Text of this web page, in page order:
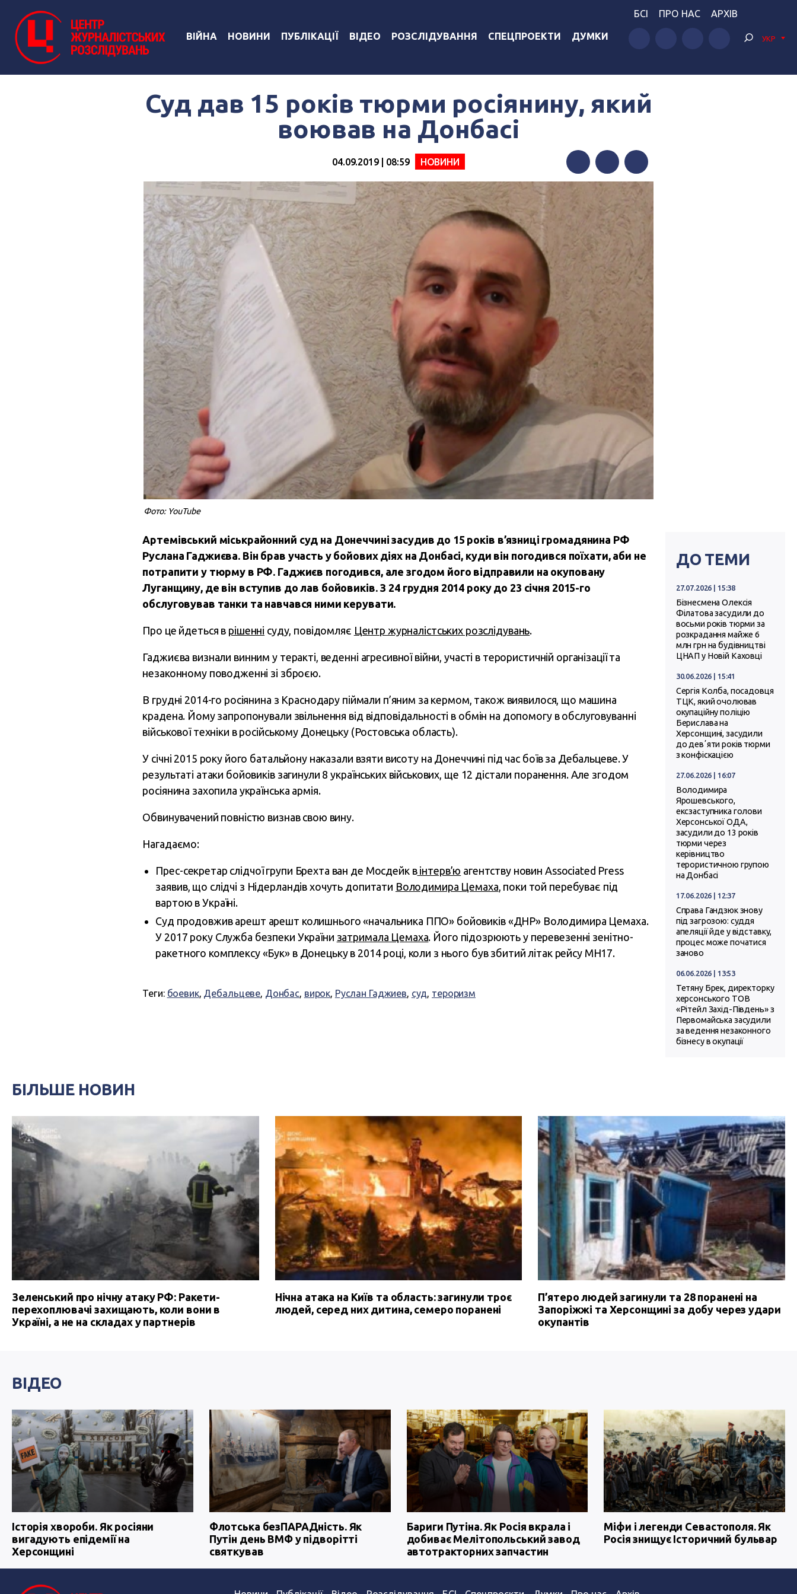
ВІЙНА НОВИНИ ПУБЛІКАЦІЇ ВІДЕО РОЗСЛІДУВАННЯ СПЕЦПРОЕКТИ ДУМКИ
БСІ ПРО НАС АРХІВ
УКР
Суд дав 15 років тюрми росіянину, який
воював на Донбасі
04.09.2019 | 08:59 НОВИНИ
FacebookTwitter Telegram
Фото: YouTube
Артемівський міськрайонний суд на Донеччині засудив до 15 років в’язниці громадянина РФ
Руслана Гаджиєва. Він брав участь у бойових діях на Донбасі, куди він погодився поїхати, аби не
потрапити у тюрму в РФ. Гаджиєв погодився, але згодом його відправили на окуповану
Луганщину, де він вступив до лав бойовиків. З 24 грудня 2014 року до 23 січня 2015-го
обслуговував танки та навчався ними керувати.
Про це йдеться в рішенні суду, повідомляє Центр журналістських розслідувань.
Гаджиєва визнали винним у теракті, веденні агресивної війни, участі в терористичній організації та
незаконному поводженні зі зброєю.
В грудні 2014-го росіянина з Краснодару піймали п’яним за кермом, також виявилося, що машина
крадена. Йому запропонували звільнення від відповідальності в обмін на допомогу в обслуговуванні
військової техніки в російському Донецьку (Ростовська область).
У січні 2015 року його батальйону наказали взяти висоту на Донеччині під час боїв за Дебальцеве. У
результаті атаки бойовиків загинули 8 українських військових, ще 12 дістали поранення. Але згодом
росіянина захопила українська армія.
Обвинувачений повністю визнав свою вину.
Нагадаємо:
Прес-секретар слідчої групи Брехта ван де Мосдейк вінтерв’ю агентству новин Associated Press
заявив, що слідчі з Нідерландів хочуть допитати Володимира Цемаха , поки той перебуває під
вартою в Україні.
Суд продовжив арешт арешт колишнього «начальника ППО» бойовиків «ДНР» Володимира Цемаха.
У 2017 року Служба безпеки України затримала Цемаха. Його підозрюють у перевезенні зенітно-
ракетного комплексу «Бук» в Донецьку в 2014 році, коли з нього був збитий літак рейсу MH17.
Теги: боевик, Дебальцеве, Донбас, вирок, Руслан Гаджиев, суд, тероризм
ДО ТЕМИ
27.07.2026 | 15:38
Бізнесмена Олексія
Філатова засудили до
восьми років тюрми за
розкрадання майже 6
млн грн на будівництві
ЦНАП у Новій Каховці
30.06.2026 | 15:41
Сергія Колба, посадовця
ТЦК, який очолював
окупаційну поліцію
Берислава на
Херсонщині, засудили
до девʼяти років тюрми
з конфіскацією
27.06.2026 | 16:07
Володимира
Ярошевського,
ексзаступника голови
Херсонської ОДА,
засудили до 13 років
тюрми через
керівництво
терористичною групою
на Донбасі
17.06.2026 | 12:37
Справа Гандзюк знову
під загрозою: суддя
апеляції йде у відставку,
процес може початися
заново
06.06.2026 | 13:53
Тетяну Брек, директорку
херсонського ТОВ
«Рітейл Захід-Південь» з
Первомайська засудили
за ведення незаконного
бізнесу в окупації
БІЛЬШЕ НОВИН
Зеленський про нічну атаку РФ: Ракети-
перехоплювачі захищають, коли вони в
Україні, а не на складах у партнерів
Нічна атака на Київ та область: загинули троє
людей, серед них дитина, семеро поранені
П’ятеро людей загинули та 28 поранені на
Запоріжжі та Херсонщині за добу через удари
окупантів
ВІДЕО
Історія хвороби. Як росіяни
вигадують епідемії на
Херсонщині
Флотська безПАРАДність. Як
Путін день ВМФ у підворітті
святкував
Бариги Путіна. Як Росія вкрала і
добиває Мелітопольський завод
автотракторних запчастин
Міфи і легенди Севастополя. Як
Росія знищує Історичний бульвар